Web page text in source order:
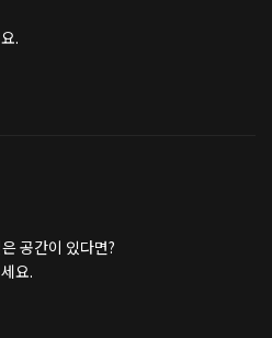
.
공간이 있다면?
요.